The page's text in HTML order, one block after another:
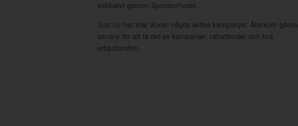
exklusivt genom Sponsorhuset.
Just nu har inte Vuxen några aktiva kampanjer. Återkom gärna
senare för att ta del av kampanjer, rabattkoder och bra
erbjudanden.